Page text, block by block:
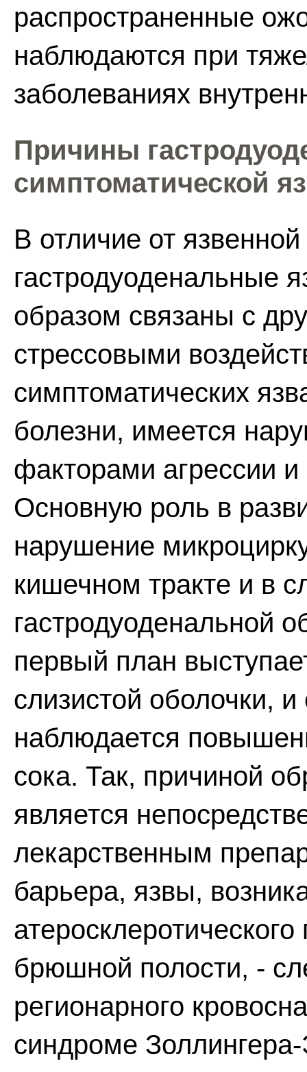
распространенные
наблюдаются при
заболеваниях
Причины
симптоматической
В отличие от
гастродуоденальные
образом связаны с
стрессовыми
симптоматических
болезни, имеется
факторами агрессии
Основную роль в
нарушение
кишечном тракте и в
гастродуоденальной
первый план
слизистой оболочки,
наблюдается
сока. Так, причиной
является
лекарственным
барьера, язвы,
брюшной полости, -
регионарного
синдроме